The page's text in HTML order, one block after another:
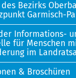
Bezirks
Garmisch-
Informations-
für Menschen
im
& Broschüren